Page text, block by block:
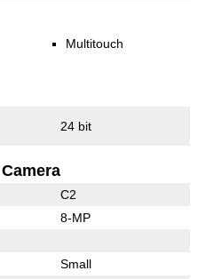
Multitouch
24 bit
C2
8-MP
Small